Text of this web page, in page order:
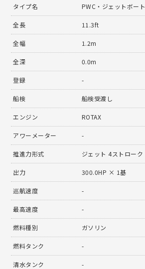
タイプ名 PWC・ジェットボート
全長 11.3ft
全幅 1.2m
全深 0.0m
登録 -
船検 船検受渡し
エンジン ROTAX
アワーメーター -
推進力形式 ジェット 4ストローク
出力 300.0HP × 1基
巡航速度 -
最高速度 -
燃料種別 ガソリン
燃料タンク -
清水タンク -